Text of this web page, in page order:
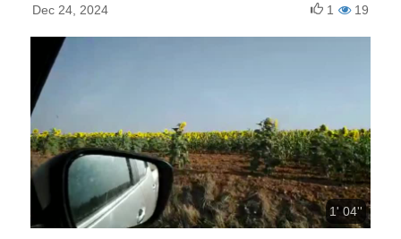
Dec 24, 2024 19
1
1' 04''